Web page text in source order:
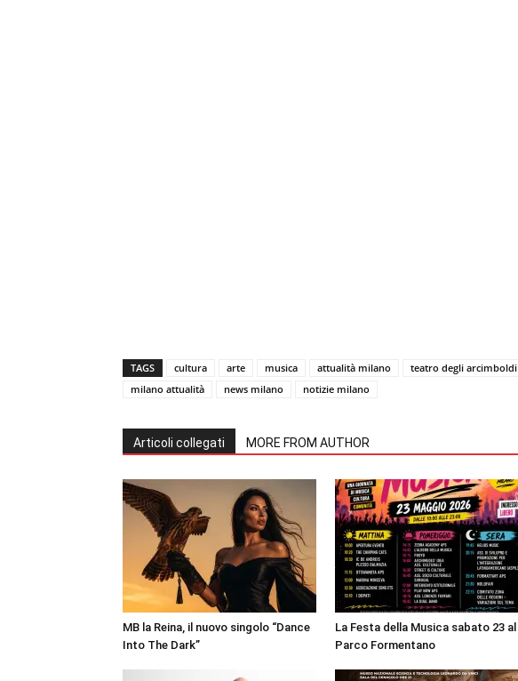
TAGS cultura arte musica attualità milano teatro degli arcimboldi
milano attualità
news milano notizie milano
Articoli collegati MORE FROM AUTHOR
MB la Reina, il nuovo singolo “Dance
Into The Dark”
La Festa della Musica sabato 23 al
Parco Formentano